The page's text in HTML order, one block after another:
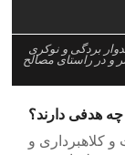
بردگی و نوکری
و در راستای مصالح
چه هدفی دارند؟
کلاهبرداری و